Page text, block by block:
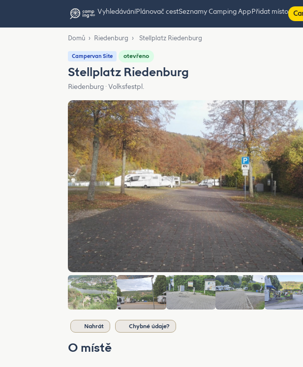
VyhledáváníPlánovač cestSeznamy Camping AppPřidat místo
Domů › Riedenburg › Stellplatz Riedenburg
Campervan Site otevřeno
Stellplatz Riedenburg
Riedenburg · Volksfestpl.
Nahrát Chybné údaje?
O místě